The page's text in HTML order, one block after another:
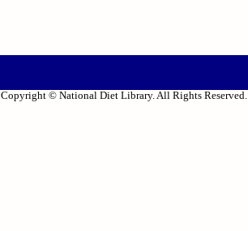
Copyright © National Diet Library. All Rights Reserved.